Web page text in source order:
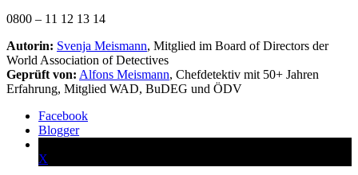
0800 – 11 12 13 14
Autorin: Svenja Meismann, Mitglied im Board of Directors der
World Association of Detectives
Geprüft von: Alfons Meismann, Chefdetektiv mit 50+ Jahren
Erfahrung, Mitglied WAD, BuDEG und ÖDV
Facebook
Blogger
X